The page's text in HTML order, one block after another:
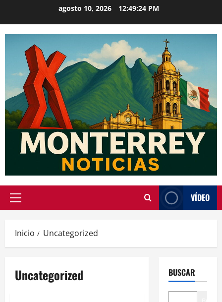
agosto 10, 2026 12:49:25 PM
Menú
VÍDEO
Inicio Uncategorized
Uncategorized BUSCAR